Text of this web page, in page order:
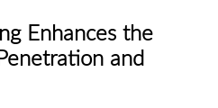
Enhances the
and